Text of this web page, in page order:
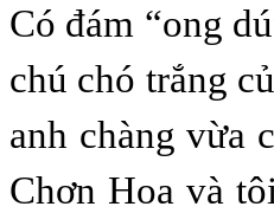
Có đám “ong
chú chó trắng
anh chàng vừa
Chơn Hoa và